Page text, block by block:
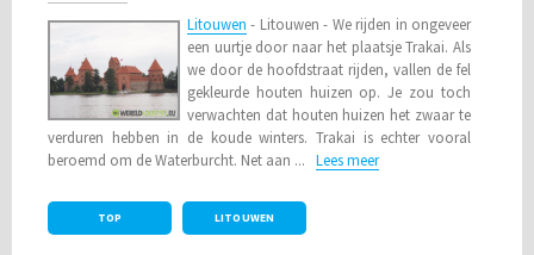
Litouwen - Litouwen - We rijden in ongeveer
een uurtje door naar het plaatsje Trakai. Als
we door de hoofdstraat rijden, vallen de fel
gekleurde houten huizen op. Je zou toch
verwachten dat houten huizen het zwaar te
verduren hebben in de koude winters. Trakai is echter vooral
beroemd om de Waterburcht. Net aan ... Lees meer
TOP LITOUWEN